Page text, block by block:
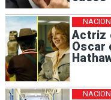
Actriz
Oscar